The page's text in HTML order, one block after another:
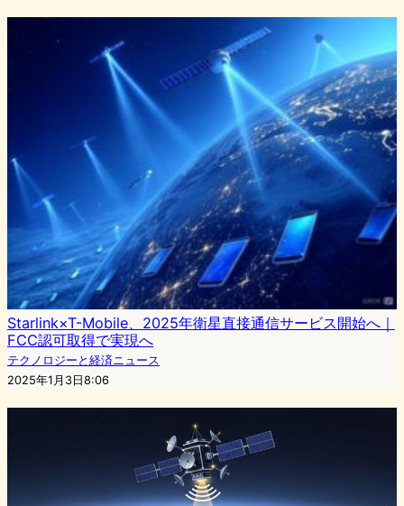
Starlink×T-Mobile、2025年衛星直接通信サービス開始へ｜
FCC認可取得で実現へ
テクノロジーと経済ニュース
2025年1月3日8:06